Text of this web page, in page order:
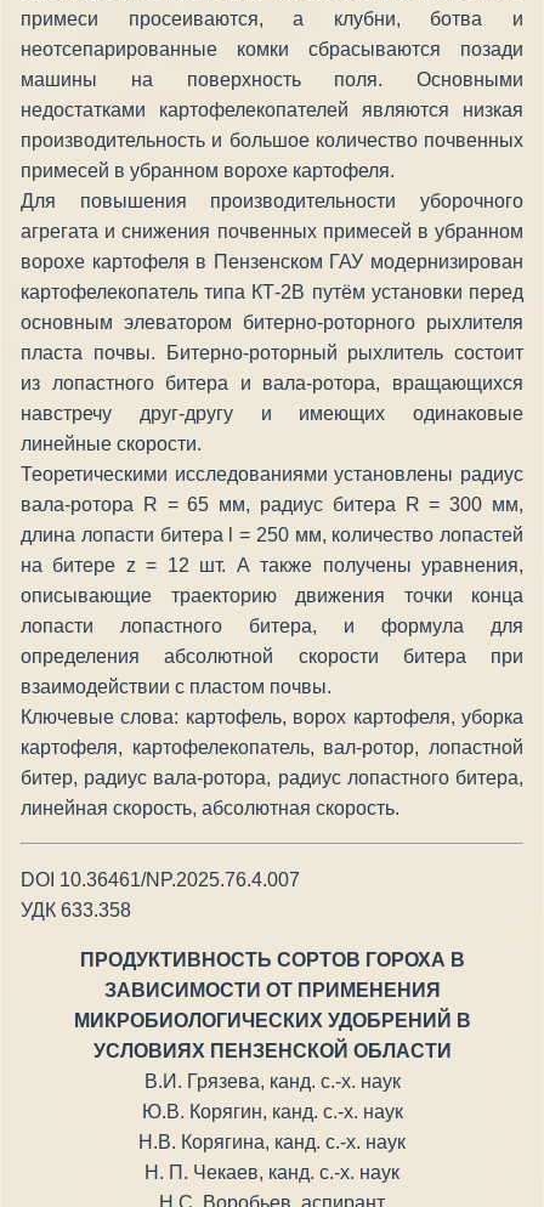
примеси просеиваются, а клубни, ботва и
неотсепарированные комки сбрасываются позади
машины на поверхность поля. Основными
недостатками картофелекопателей являются низкая
производительность и большое количество почвенных
примесей в убранном ворохе картофеля.
Для повышения производительности уборочного
агрегата и снижения почвенных примесей в убранном
ворохе картофеля в Пензенском ГАУ модернизирован
картофелекопатель типа КТ-2В путём установки перед
основным элеватором битерно-роторного рыхлителя
пласта почвы. Битерно-роторный рыхлитель состоит
из лопастного битера и вала-ротора, вращающихся
навстречу друг-другу и имеющих одинаковые
линейные скорости.
Теоретическими исследованиями установлены радиус
вала-ротора R = 65 мм, радиус битера R = 300 мм,
длина лопасти битера l = 250 мм, количество лопастей
на битере z = 12 шт. А также получены уравнения,
описывающие траекторию движения точки конца
лопасти лопастного битера, и формула для
определения абсолютной скорости битера при
взаимодействии с пластом почвы.
Ключевые слова: картофель, ворох картофеля, уборка
картофеля, картофелекопатель, вал-ротор, лопастной
битер, радиус вала-ротора, радиус лопастного битера,
линейная скорость, абсолютная скорость.
DOI 10.36461/NP.2025.76.4.007
УДК 633.358
ПРОДУКТИВНОСТЬ СОРТОВ ГОРОХА В
ЗАВИСИМОСТИ ОТ ПРИМЕНЕНИЯ
МИКРОБИОЛОГИЧЕСКИХ УДОБРЕНИЙ В
УСЛОВИЯХ ПЕНЗЕНСКОЙ ОБЛАСТИ
В.И. Грязева, канд. с.-х. наук
Ю.В. Корягин, канд. с.-х. наук
Н.В. Корягина, канд. с.-х. наук
Н. П. Чекаев, канд. с.-х. наук
Н.С. Воробьев, аспирант